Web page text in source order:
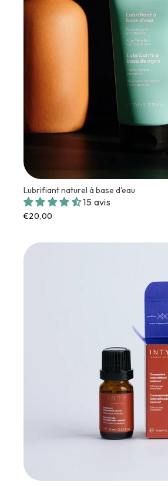
Lubrifiant naturel à base d'eau
15 avis
€20,00